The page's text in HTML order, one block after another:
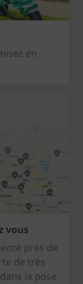
en
vous
près de
de très
la pose